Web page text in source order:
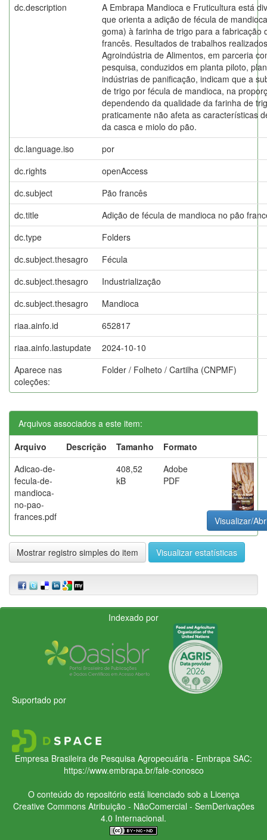
dc.description
A Embrapa Mandioca e Fruticultura está
que orienta a adição de fécula de
goma) à farinha de trigo para a fabricação
francês. Resultados de trabalhos
Agroindústria de Alimentos, em parceria
pesquisa, conduzidos em planta piloto,
indústrias de panificação, indicam que a
de trigo por fécula de mandioca, na
dependendo da qualidade da farinha de
praticamente não afeta as características
da casca e miolo do pão.
dc.language.iso
por
dc.rights
openAccess
dc.subject
Pão francês
dc.title
Adição de fécula de mandioca no pão
dc.type
Folders
dc.subject.thesagro
Fécula
dc.subject.thesagro
Industrialização
dc.subject.thesagro
Mandioca
riaa.ainfo.id
652817
riaa.ainfo.lastupdate
2024-10-10
Aparece nas
coleções:
Folder / Folheto / Cartilha (CNPMF)
Arquivos associados a este item:
Arquivo
Descrição Tamanho
Formato
Adicao-de-
fecula-de-
mandioca-
no-pao-
frances.pdf
408,52
kB
Adobe
PDF
Visualizar/
Mostrar registro simples do item Visualizar estatísticas
Indexado por
Suportado por
Empresa Brasileira de Pesquisa Agropecuária - Embrapa SAC:
https://www.embrapa.br/fale-conosco
O conteúdo do repositório está licenciado sob a Licença
Creative CommonsAtribuição - NãoComercial - SemDerivações
4.0 Internacional.